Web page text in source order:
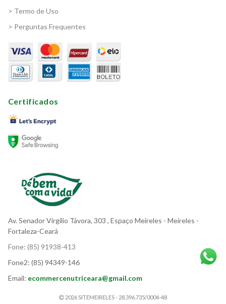
> Termo de Uso
> Perguntas Frequentes
Certificados
Av. Senador Virgílio Távora, 303 , Espaço Meireles - Meireles -
Fortaleza-Ceará
Fone: (85) 91938-413
Fone2: (85) 94349-146
Email: ecommercenutriceara@gmail.com
2026 SITEMEIRELES - 28.396.735/0004-48